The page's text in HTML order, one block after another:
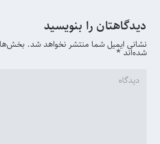
دیدگاهتان را بنویسید
نشانی ایمیل شما منتشر نخواهد شد.
شده‌اند*